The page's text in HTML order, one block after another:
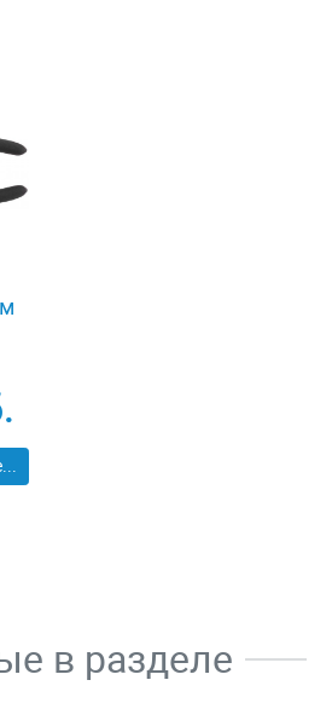
Сообщить о поступлении
в разделе